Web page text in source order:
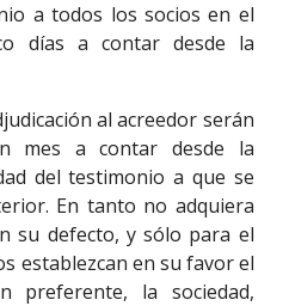
a todos los socios en el
días a contar desde la
al acreedor serán
mes a contar desde la
del testimonio a que se
En tanto no adquiera
su defecto, y sólo para el
establezcan en su favor el
preferente, la sociedad,